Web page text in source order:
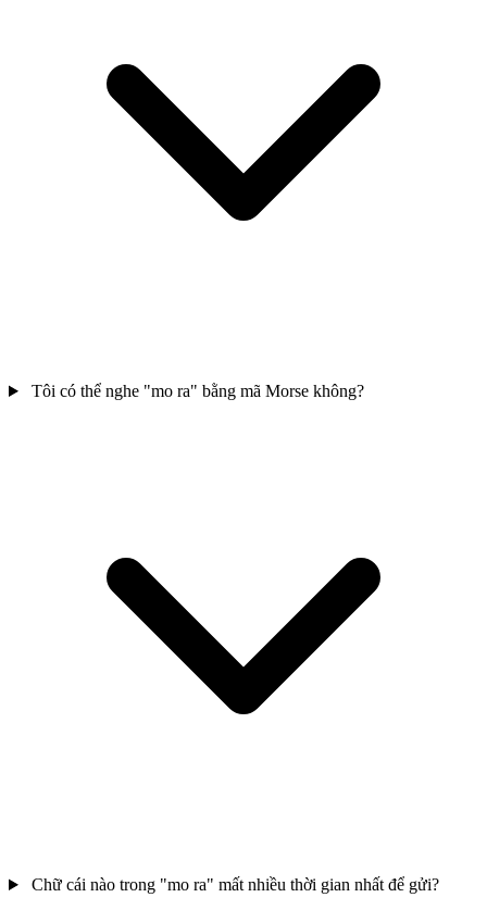
Tôi có thể nghe "mo ra" bằng mã Morse không?
Chữ cái nào trong "mo ra" mất nhiều thời gian nhất để gửi?